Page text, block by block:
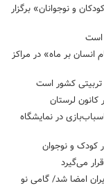
و نوجوانان» برگزار
است
انسان بر ماه» در مراکز
کشور است
کانون لرستان
در نمایشگاه
می‌گیرد
امضا شد/ گامی نو